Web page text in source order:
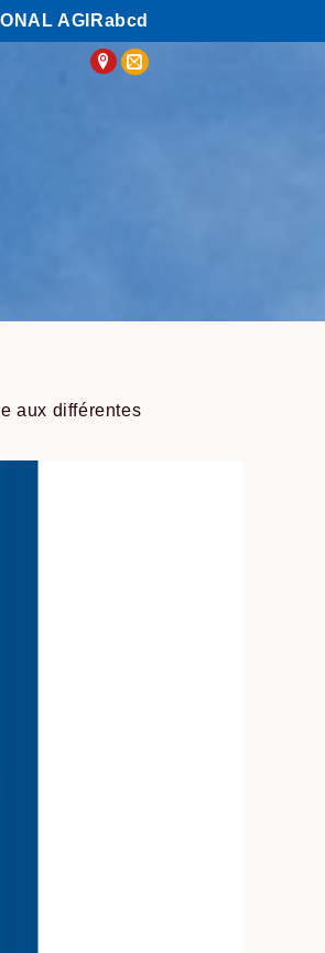
AGIRabcd
aux différentes